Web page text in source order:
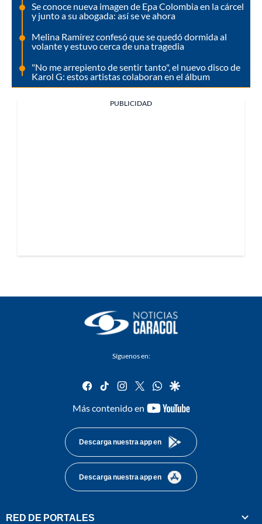
Se conoce nueva imagen de Epa Colombia en la cárcel
y junto a su abogada: así se ve ahora
Melina Ramírez confesó que se quedó dormida al
volante y estuvo cerca de una tragedia
"No me arrepiento de sentir tanto", el nuevo disco de
Karol G: estos artistas colaboran en el álbum
PUBLICIDAD
Síguenos en:
facebook
tiktok instagram
twitterwhatsapp
google
Más contenido en
youtube-
Descarga nuestra app en
Descarga nuestra app en
RED DE PORTALES